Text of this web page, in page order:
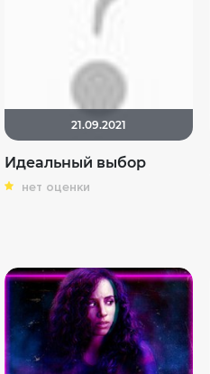
21.09.2021
Идеальный выбор
нет оценки